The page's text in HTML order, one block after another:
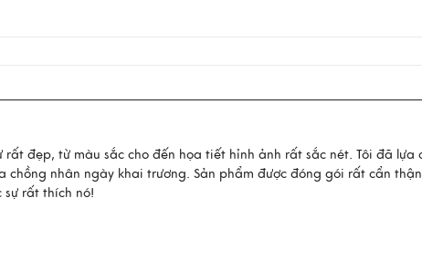
rất đẹp, từ màu sắc cho đến họa tiết hỉnh ảnh rất sắc nét. Tôi đã lựa
nhân ngày khai trương. Sản phẩm được đóng gói rất cẩn
rất thích nó!